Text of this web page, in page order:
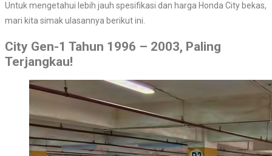
Untuk mengetahui lebih jauh spesifikasi dan harga Honda City bekas,
mari kita simak ulasannya berikut ini.
City Gen-1 Tahun 1996 – 2003, Paling
Terjangkau!